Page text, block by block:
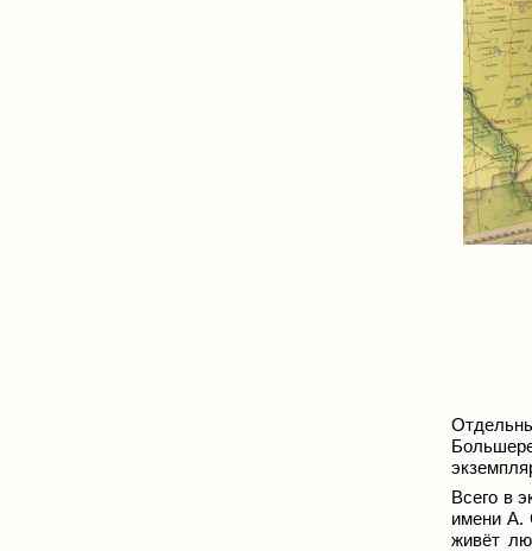
Всего в
имени А.
живёт